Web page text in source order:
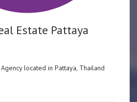
Estate Pattaya
located in Pattaya, Thailand